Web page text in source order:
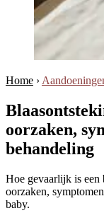
Home ›
oorzaken,
behandeling
Hoe gevaarlijk is een
oorzaken,
baby.